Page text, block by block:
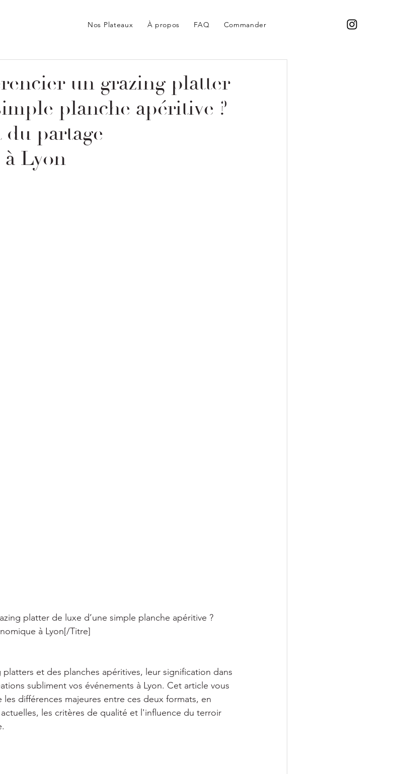
Nos Plateaux À propos FAQ Commander
un grazing platter
planche apéritive ?
du partage
Lyon
platter de luxe d’une simple planche apéritive ?
à Lyon[/Titre]
et des planches apéritives, leur signification dans
subliment vos événements à Lyon. Cet article vous
différences majeures entre ces deux formats, en
les critères de qualité et l'influence du terroir